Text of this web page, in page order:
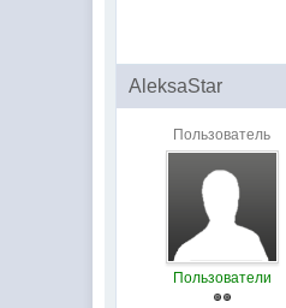
AleksaStar
Пользователь
Пользователи